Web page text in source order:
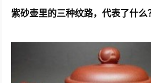
紫砂壶里的三种纹路，代表了什么